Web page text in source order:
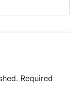
Required